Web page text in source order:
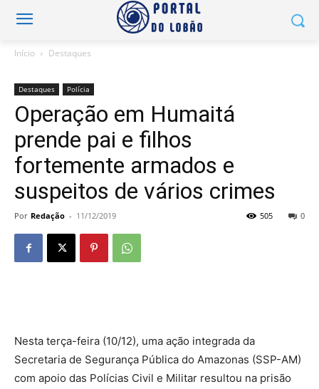
Início Destaques
Destaques Polícia
Operação em Humaitá
prende pai e filhos
fortemente armados e
suspeitos de vários crimes
Por Redação - 11/12/2019 0
505
Nesta terça-feira (10/12), uma ação integrada da
Secretaria de Segurança Pública do Amazonas (SSP-AM)
com apoio das Polícias Civil e Militar resultou na prisão